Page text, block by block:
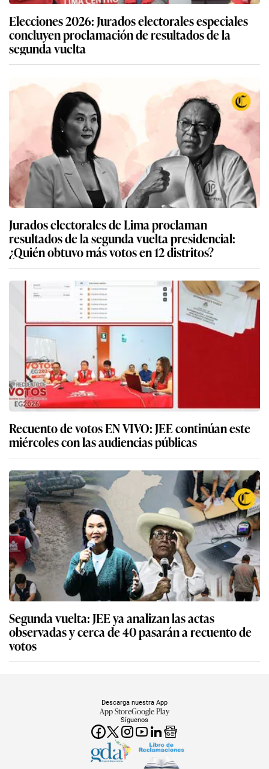
Elecciones 2026: Jurados electorales especiales
concluyen proclamación de resultados de la
segunda vuelta
Jurados electorales de Lima proclaman
resultados de la segunda vuelta presidencial:
¿Quién obtuvo más votos en 12 distritos?
Recuento de votos EN VIVO: JEE continúan este
miércoles con las audiencias públicas
Segunda vuelta: JEE ya analizan las actas
observadas y cerca de 40 pasarán a recuento de
votos
Síguenos
Descarga nuestra App
App StoreGoogle Play